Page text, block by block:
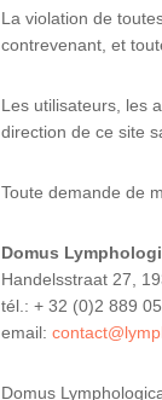
La violation de
contrevenant, et
Les utilisateurs, les
direction de ce site
Toute demande de
Domus
Handelsstraat 27,
tél.: + 32 (0)2 889
email:
Domus